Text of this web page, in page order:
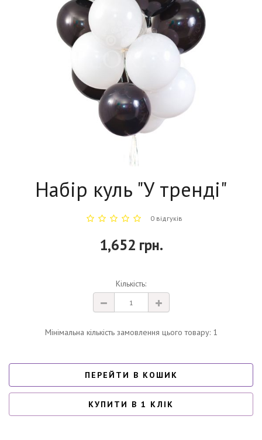
Набір куль "У тренді"
0 відгуків
1,652 грн.
Кількість:
Мінімальна кількість замовлення цього товару: 1
ПЕРЕЙТИ В КОШИК
КУПИТИ В 1 КЛІК